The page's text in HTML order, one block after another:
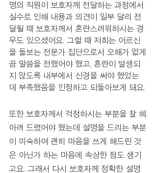
명의 직원이 보호자께 전달하는 과정에서
실수로 인해 내용과 의견이 일부 달리 전
달될 때 보호자께서 혼란스러워하시는 경
우도 있으셨어요. 그럴 때 저희는 어르신
을 돌보는 전문가 집단으로서 오해가 없게
끔 말씀을 전했어야 했고, 혼란이 발생되
지 않도록 내부에서 신경을 써야 했었는
데 부족했음을 인정하고 되돌아보게 돼요.
또한 보호자께서 걱정하시는 부분을 잘 헤
아려 드렸어야 했는데 설명을 드리는 부분
이 미숙하여 괜히 마음을 쓰게 해드린 것
은 아닌가 하는 마음에 속상한 점도 생기
고요. 그래서 다시 보호자께 정확한 설명